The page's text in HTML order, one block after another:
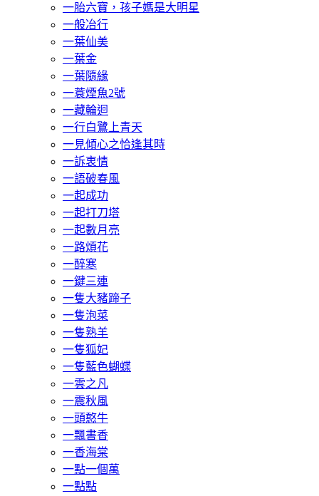
一胎六寶，孩子媽是大明星
一般冶行
一葉仙美
一葉金
一葉隨緣
一蓑煙魚2號
一藏輪迴
一行白鷺上青天
一見傾心之恰逢其時
一訴衷情
一語破春風
一起成功
一起打刀塔
一起數月亮
一路煩花
一醉寒
一鍵三連
一隻大豬蹄子
一隻泡菜
一隻熟羊
一隻狐妃
一隻藍色蝴蝶
一雲之凡
一震秋風
一頭憨牛
一飄書香
一香海棠
一點一個萬
一點點